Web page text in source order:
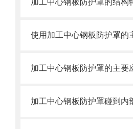
使用加工中心钢板防护罩的